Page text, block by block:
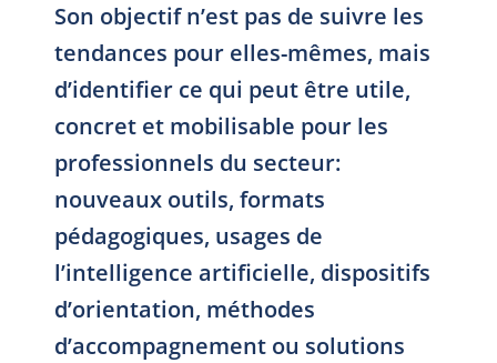
Son objectif n’est pas de suivre les
tendances pour elles-mêmes, mais
d’identifier ce qui peut être utile,
concret et mobilisable pour les
professionnels du secteur:
nouveaux outils, formats
pédagogiques, usages de
l’intelligence artificielle, dispositifs
d’orientation, méthodes
d’accompagnement ou solutions